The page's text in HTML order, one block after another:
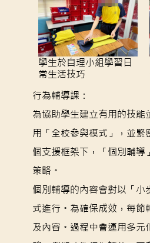
學生於自理小組學習日
常生活技巧
行為輔導課：
為協助學生建立有用的技能
用「全校參與模式」，並緊
個支援框架下，「個別輔導
策略。
個別輔導的內容會對以「小
式進行。為確保成效，每節
及內容。過程中會運用多元